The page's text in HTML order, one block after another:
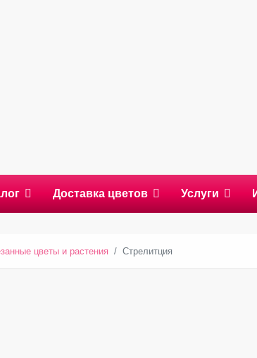
Доставка цветов Услуги
цветы и растения Стрелитция